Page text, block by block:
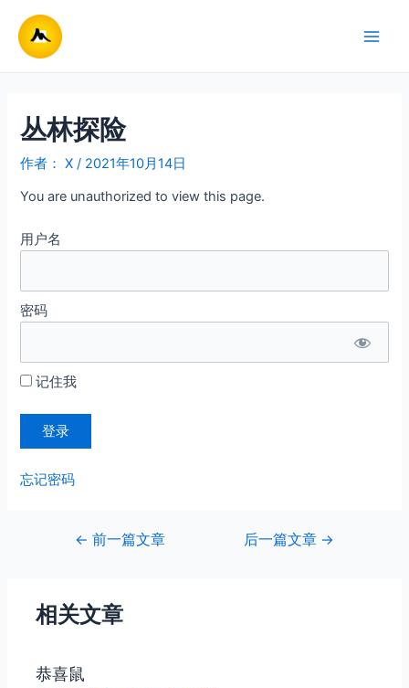
丛林探险
作者： X/ 2021年10月14日
You are unauthorized to view this page.
用户名
密码
记住我
忘记密码
航
← 前一篇文章 后一篇文章 →
相关文章
恭喜鼠